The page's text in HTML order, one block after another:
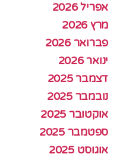
אפריל 2026
מרץ 2026
פברואר 2026
ינואר 2026
דצמבר 2025
נובמבר 2025
אוקטובר 2025
ספטמבר 2025
אוגוסט 2025